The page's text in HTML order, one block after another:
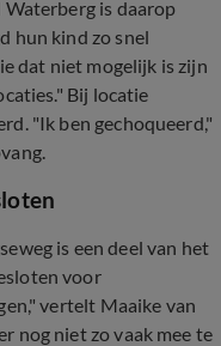
is daarop
hun kind zo snel
dat niet mogelijk is zijn
Bij locatie
"Ik ben gechoqueerd,"
is een deel van het
voor
vertelt Maaike van
nog niet zo vaak mee te